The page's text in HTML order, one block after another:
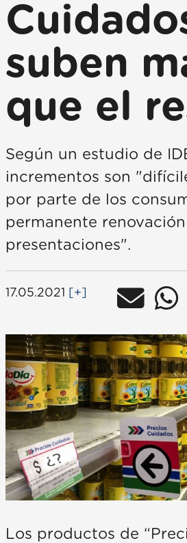
suben
que el
Según un estudio de
incrementos son
por parte de los
permanente
presentaciones".
17.05.2021 [+]
Los productos de